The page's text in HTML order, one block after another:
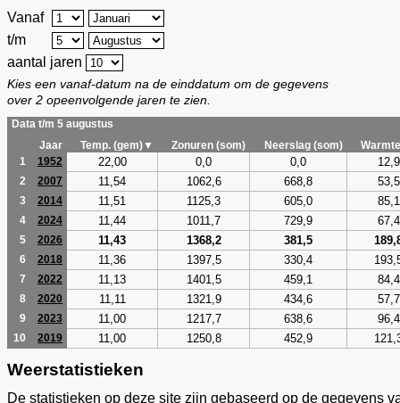
Vanaf
t/m
aantal jaren
Kies een vanaf-datum na de einddatum om de gegevens
over 2 opeenvolgende jaren te zien.
Data t/m 5 augustus
Jaar
Temp. (gem)▼ Zonuren (som) Neerslag (som)
1
1952 22,00 0,0 0,0 12,9
2 2007 11,54 1062,6 668,8 53,5
3 2014 11,51 1125,3 605,0 85,1
4 2024 11,44 1011,7 729,9 67,4
5 2026 11,43 1368,2 381,5
6 2018 11,36 1397,5 330,4
7 2022 11,13 1401,5 459,1 84,4
8 2020 11,11 1321,9 434,6 57,7
9 2023 11,00 1217,7 638,6 96,4
10 2019 11,00 1250,8 452,9
Weerstatistieken
De statistieken op deze site zijn gebaseerd op de gegevens